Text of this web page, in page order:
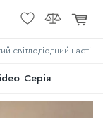
світлодіодний
Серія